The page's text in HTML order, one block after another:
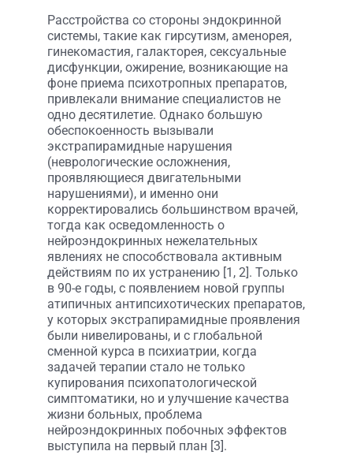
Расстройства со стороны эндокринной
системы, такие как гирсутизм, аменорея,
гинекомастия, галакторея, сексуальные
дисфункции, ожирение, возникающие на
фоне приема психотропных препаратов,
привлекали внимание специалистов не
одно десятилетие. Однако большую
обеспокоенность вызывали
экстрапирамидные нарушения
(неврологические осложнения,
проявляющиеся двигательными
нарушениями), и именно они
корректировались большинством врачей,
тогда как осведомленность о
нейроэндокринных нежелательных
явлениях не способствовала активным
действиям по их устранению [1, 2]. Только
в 90-е годы, с появлением новой группы
атипичных антипсихотических препаратов,
у которых экстрапирамидные проявления
были нивелированы, и с глобальной
сменной курса в психиатрии, когда
задачей терапии стало не только
купирования психопатологической
симптоматики, но и улучшение качества
жизни больных, проблема
нейроэндокринных побочных эффектов
выступила на первый план [3].